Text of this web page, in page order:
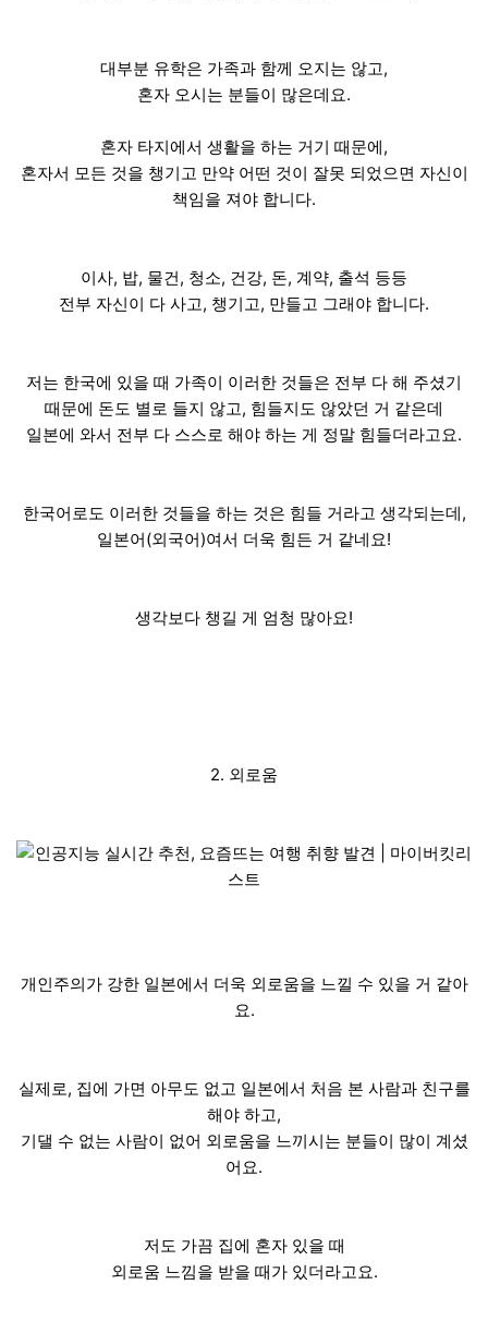
대부분 유학은 가족과 함께 오지는 않고,
혼자 오시는 분들이 많은데요.
혼자 타지에서 생활을 하는 거기 때문에,
혼자서 모든 것을 챙기고 만약 어떤 것이 잘못 되었으면 자신이
책임을 져야 합니다.
이사, 밥, 물건, 청소, 건강, 돈, 계약, 출석 등등
전부 자신이 다 사고, 챙기고, 만들고 그래야 합니다.
저는 한국에 있을 때 가족이 이러한 것들은 전부 다 해 주셨기
때문에 돈도 별로 들지 않고, 힘들지도 않았던 거 같은데
일본에 와서 전부 다 스스로 해야 하는 게 정말 힘들더라고요.
한국어로도 이러한 것들을 하는 것은 힘들 거라고 생각되는데,
일본어(외국어)여서 더욱 힘든 거 같네요!
생각보다 챙길 게 엄청 많아요!
2. 외로움
개인주의가 강한 일본에서 더욱 외로움을 느낄 수 있을 거 같아
요.
실제로, 집에 가면 아무도 없고 일본에서 처음 본 사람과 친구를
해야 하고,
기댈 수 없는 사람이 없어 외로움을 느끼시는 분들이 많이 계셨
어요.
저도 가끔 집에 혼자 있을 때
외로움 느낌을 받을 때가 있더라고요.